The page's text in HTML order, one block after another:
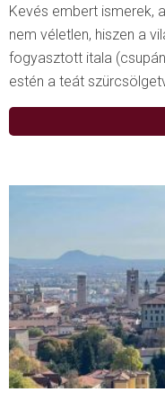
Kevés embert ismerek,
nem véletlen, hiszen a
fogyasztott itala
estén a teát